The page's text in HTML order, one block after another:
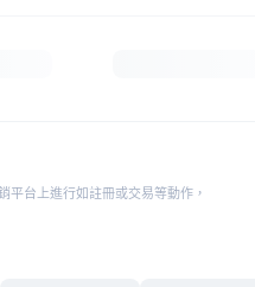
平台上進行如註冊或交易等動作，